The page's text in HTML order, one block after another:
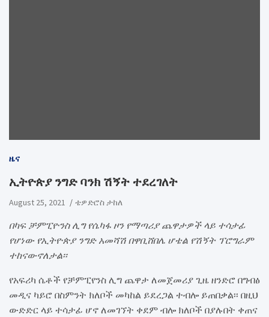
ዜና
ኢትዮጵያ ንግድ ባንክ ሽኝት ተደረገለት
August 25, 2021 ቴዎድሮስ ታከለ
በካፍ ቻምፒዮንስ ሊግ የሴካፋ ዞን የማጣሪያ ጨዋታዎች ላይ ተሳታፊ
የሆነው የኢትዮጵያ ንግድ አመሻሽ በዋቢሸበሌ ሆቴል የሽኝት ፕሮግራም
ተከናውኖለታል፡፡
የአፍሪካ ሴቶች የቻምፒየንስ ሊግ ጨዋታ ለመጀመሪያ ጊዜ ዘንድሮ በግብፅ
መዲና ካይሮ በስምንት ክለቦች መካከል ይደረጋል ተብሎ ይጠበቃል፡፡ በዚህ
ውድድር ላይ ተሳታፊ ሆኖ ለመገኘት ቀደም ብሎ ክለቦች በያሉበት ቀጠና